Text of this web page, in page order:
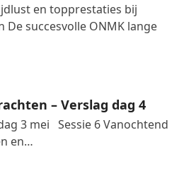
en topprestaties bij
De succesvolle ONMK lange
– Verslag dag 4
3 mei Sessie 6 Vanochtend
en…